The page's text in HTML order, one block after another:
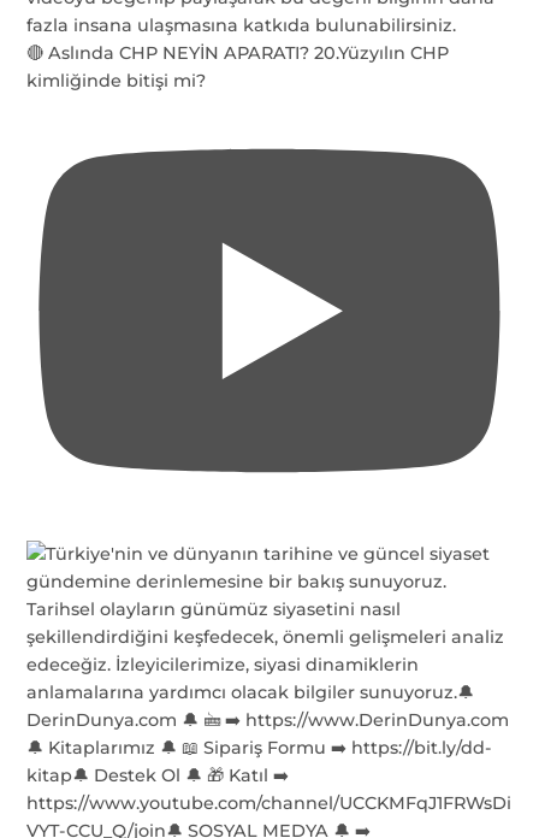
🔴 Aslında CHP NEYİN APARATI? 20.Yüzyılın CHP
kimliğinde bitişi mi?